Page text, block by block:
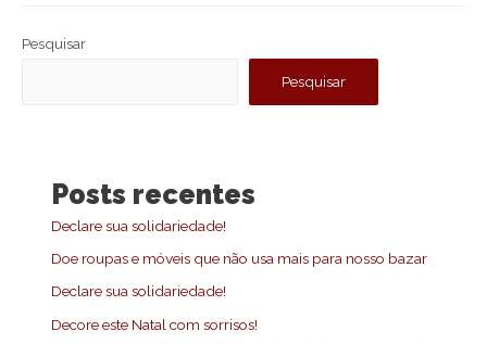
Pesquisar
Pesquisar
Posts recentes
Declare sua solidariedade!
Doe roupas e móveis que não usa mais para nosso bazar
Declare sua solidariedade!
Decore este Natal com sorrisos!